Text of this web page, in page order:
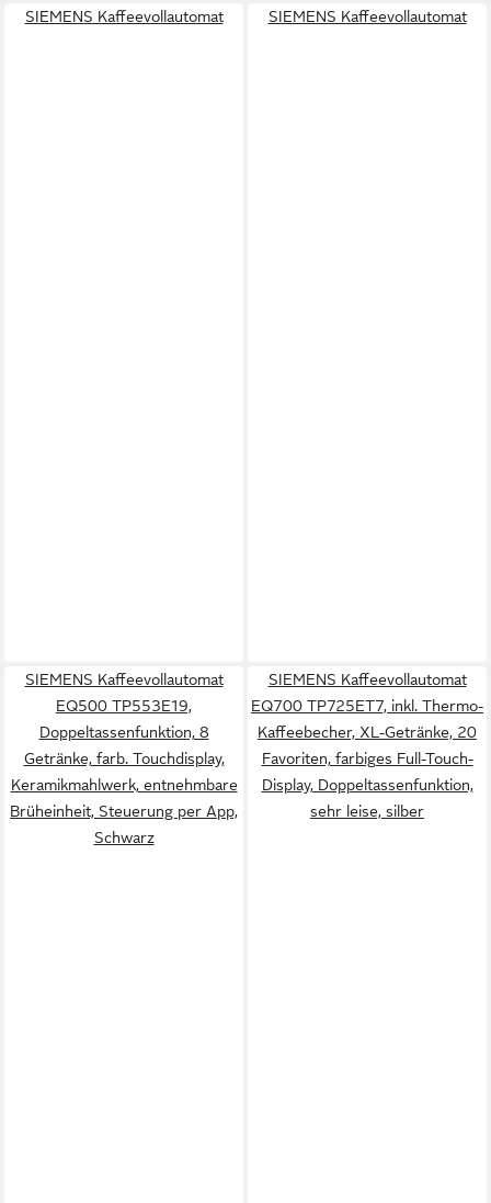
SIEMENS Kaffeevollautomat SIEMENS Kaffeevollautomat
SIEMENS Kaffeevollautomat
EQ500 TP553E19,
Doppeltassenfunktion, 8
Getränke, farb. Touchdisplay,
Keramikmahlwerk, entnehmbare
Brüheinheit, Steuerung per App,
Schwarz
SIEMENS Kaffeevollautomat
EQ700 TP725ET7, inkl. Thermo-
Kaffeebecher, XL-Getränke, 20
Favoriten, farbiges Full-Touch-
Display, Doppeltassenfunktion,
sehr leise, silber